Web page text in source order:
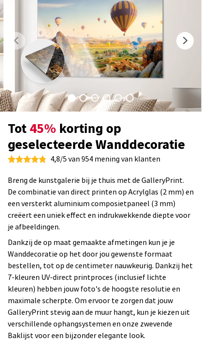
Tot45% korting op
geselecteerde Wanddecoratie
4,8/5 van 954 mening van klanten
Breng de kunstgalerie bij je thuis met de GalleryPrint.
De combinatie van direct printen op Acrylglas (2 mm) en
een versterkt aluminium composietpaneel (3 mm)
creëert een uniek effect en indrukwekkende diepte voor
je afbeeldingen.
Dankzij de op maat gemaakte afmetingen kun je je
Wanddecoratie op het door jou gewenste formaat
bestellen, tot op de centimeter nauwkeurig. Dankzij het
7-kleuren UV-direct printproces (inclusief lichte
kleuren) hebben jouw foto's de hoogste resolutie en
maximale scherpte. Om ervoor te zorgen dat jouw
GalleryPrint stevig aan de muur hangt, kun je kiezen uit
verschillende ophangsystemen en onze zwevende
Baklijst voor een bijzonder elegante look.